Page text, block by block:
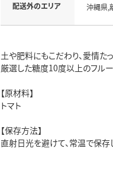
配送外のエリア 沖縄県,
土や肥料にもこだわり、愛情た
厳選した糖度10度以上のフルー
【原材料】
トマト
【保存方法】
直射日光を避けて、常温で保存